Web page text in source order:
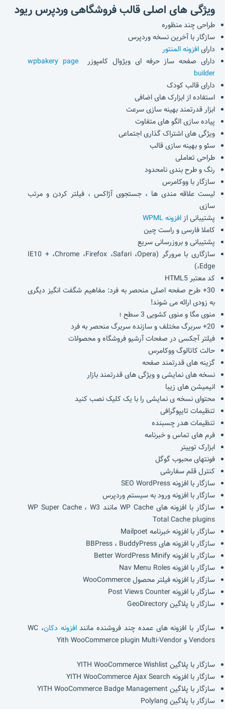
ویژگی های اصلی قالب فروشگاهی وردپرس ریود
طراحی چند منظوره
سازگار با آخرین نسخه وردپرس
دارایافزونه المنتور
دارای صفحه ساز حرفه ای ویژوال کامپوزر
wpbakery page
builder
دارای قالب کودک
استفاده از ابزارک های اضافی
ابزار قدرتمند بهینه سازی سرعت
پیاده سازی الگو های متفاوت
ویژگی های اشتراک گذاری اجتماعی
سئو و بهینه سازی قالب
طراحی تعاملی
رنگ و طرح بندی نامحدود
سازگار با ووکامرس
لیست علاقه مندی ها ، جستجوی آژاکس ، فیلتر کردن و مرتب
سازی
پشتیبانی ازافزونه WPML
کاملا فارسی و راست چین
پشتیبانی و بروزرسانی سریع
سازگاری با مرورگر (IE10 + ،Chrome ،Firefox ،Safari ،Opera
،Edge)
کد معتبر HTML5
30+ طرح صفحه اصلی منحصر به فرد: مفاهیم شگفت انگیز دیگری
به زودی ارائه می شوند!
منوی مگا و منوی کشویی 3 سطح ؛
20+ سربرگ مختلف و سازنده سربرگ منحصر به فرد
فیلتر آجکسی در صفحات آرشیو فروشگاه و محصولات
حالت کاتالوگ ووکامرس
گزینه های قدرتمند صفحه
نسخه های نمایشی و ویژگی های قدرتمند بازار
انیمیشن های زیبا
محتوای نسخه ی نمایشی را با یک کلیک نصب کنید
تنظیمات تایپوگرافی
تنظیمات هدر چسبنده
فرم های تماس و خبرنامه
ابزارک توییتر
فونتهای محبوب گوگل
کنترل قلم سفارشی
سازگار با افزونه SEO WordPress
سازگار با افزونه ورود به سیستم وردپرس
سازگار با افزونه های WP Cache مانند WP Super Cache ، W3
Total Cache plugins
سازگار با افزونه خبرنامه Mailpoet
سازگار با افزونه های BBPress ، BuddyPress
سازگار با افزونه Better WordPress Minify
سازگار با افزونه Nav Menu Roles
سازگار با افزونه فیلتر محصول WooCommerce
سازگار با افزونه Post Views Counter
سازگار با پلاگین GeoDirectory
سازگار با افزونه های عمده چند فروشنده مانندافزونه دکان ، WC
Vendors و Yith WooCommerce plugin Multi-Vendor
سازگار با پلاگین YITH WooCommerce Wishlist
سازگار با افزونه YITH WooCommerce Ajax Search
سازگار با پلاگین YITH WooCommerce Badge Management
سازگار با پلاگین Polylang